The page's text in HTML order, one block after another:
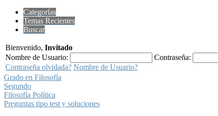
Categorías
Temas Recientes
Buscar
Bienvenido, Invitado
Nombre de Usuario:
Contraseña:
Contraseña olvidada? Nombre de Usuario?
Grado en Filosofía
Segundo
Filosofía Política
Preguntas tipo test y soluciones